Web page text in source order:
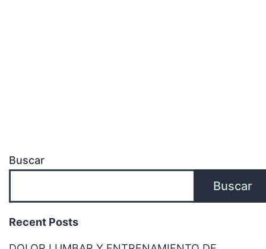
Buscar
Buscar
Recent Posts